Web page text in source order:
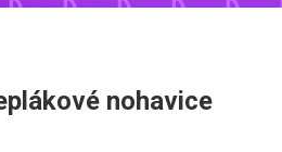
nohavice